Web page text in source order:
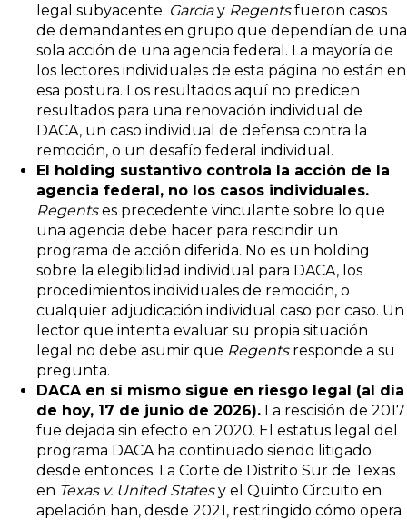
legal subyacente. Garciay Regentsfueron casos
de demandantes en grupo que dependían de una
sola acción de una agencia federal. La mayoría de
los lectores individuales de esta página no están en
esa postura. Los resultados aquí no predicen
resultados para una renovación individual de
DACA, un caso individual de defensa contra la
remoción, o un desafío federal individual.
El holding sustantivo controla la acción de la
agencia federal, no los casos individuales.
Regentses precedente vinculante sobre lo que
una agencia debe hacer para rescindir un
programa de acción diferida. No es un holding
sobre la elegibilidad individual para DACA, los
procedimientos individuales de remoción, o
cualquier adjudicación individual caso por caso. Un
lector que intenta evaluar su propia situación
legal no debe asumir que Regentsresponde a su
pregunta.
DACA en sí mismo sigue en riesgo legal (al día
de hoy, 17 de junio de 2026). La rescisión de 2017
fue dejada sin efecto en 2020. El estatus legal del
programa DACA ha continuado siendo litigado
desde entonces. La Corte de Distrito Sur de Texas
en Texas v. United Statesy el Quinto Circuito en
apelación han, desde 2021, restringido cómo opera